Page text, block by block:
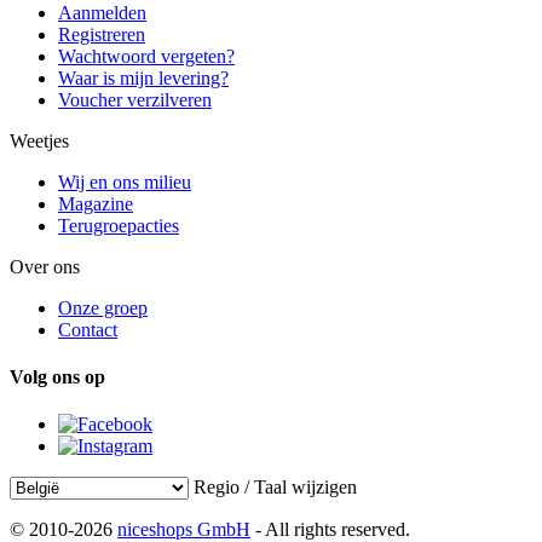
Aanmelden
Registreren
Wachtwoord vergeten?
Waar is mijn levering?
Voucher verzilveren
Weetjes
Wij en ons milieu
Magazine
Terugroepacties
Over ons
Onze groep
Contact
Volg ons op
Regio / Taal wijzigen
© 2010-2026 niceshops GmbH - All rights reserved.